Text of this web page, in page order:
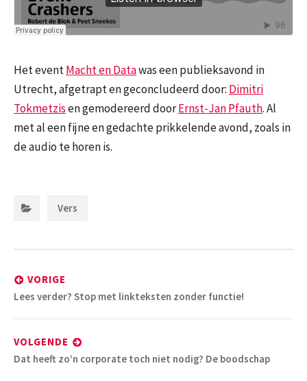
Het eventMacht en Datawas een publieksavond in
Utrecht, afgetrapt en geconcludeerd door: Dimitri
Tokmetzisen gemodereerd doorErnst-Jan Pfauth. Al
met al een fijne en gedachte prikkelende avond, zoals in
de audio te horen is.
Vers
navigatie
VORIGE
Vorig
Lees verder? Stop met linkteksten zonder functie!
VOLGENDE
Volgend
Dat heeft zo’n corporate toch niet nodig? De boodschap